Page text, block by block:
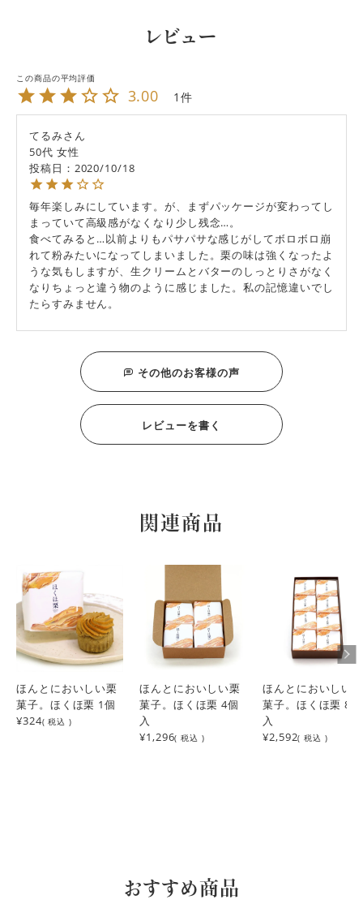
レビュー
3.00 1
てるみ
50代 女性
投稿日
2020/10/18
毎年楽しみにしています。が、まずパッケージが変わってし
まっていて高級感がなくなり少し残念…。
食べてみると…以前よりもパサパサな感じがしてボロボロ崩
れて粉みたいになってしまいました。栗の味は強くなったよ
うな気もしますが、生クリームとバターのしっとりさがなく
なりちょっと違う物のように感じました。私の記憶違いでし
たらすみません。
その他のお客様の声
レビューを書く
関連商品
ほんとにおいしい栗
菓子。ほくほ栗 1個
¥324( 税込 )
ほんとにおいしい栗
菓子。ほくほ栗 4個
入
¥1,296( 税込 )
ほんとにおいしい
菓子。ほくほ栗 8個
入
¥2,592( 税込 )
おすすめ商品